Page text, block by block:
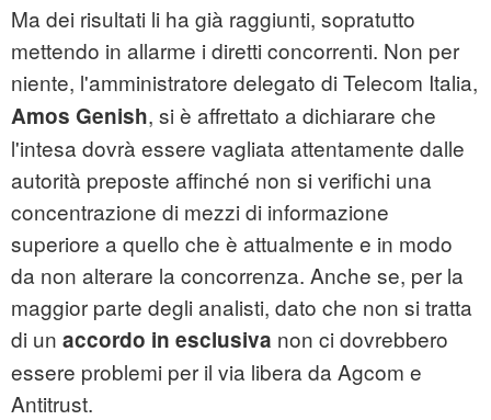
Ma dei risultati li ha già raggiunti, sopratutto
mettendo in allarme i diretti concorrenti. Non per
niente, l'amministratore delegato di Telecom Italia,
Amos Genish, si è affrettato a dichiarare che
l'intesa dovrà essere vagliata attentamente dalle
autorità preposte affinché non si verifichi una
concentrazione di mezzi di informazione
superiore a quello che è attualmente e in modo
da non alterare la concorrenza. Anche se, per la
maggior parte degli analisti, dato che non si tratta
di un accordo in esclusiva non ci dovrebbero
essere problemi per il via libera da Agcom e
Antitrust.